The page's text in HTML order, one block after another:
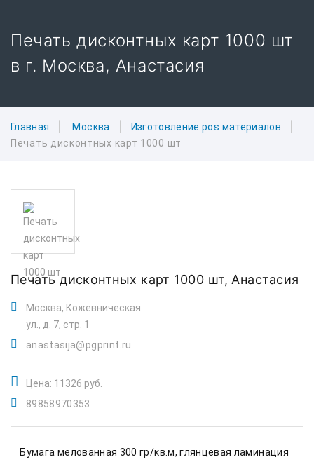
Печать дисконтных карт 1000 шт
в г. Москва, Анастасия
Главная Москва
Изготовление pos материалов
Печать дисконтных карт 1000 шт
Печать дисконтных карт 1000 шт, Анастасия
Москва, Кожевническая
ул., д. 7, стр. 1
anastasija@pgprint.ru
Цена: 11326 руб.
89858970353